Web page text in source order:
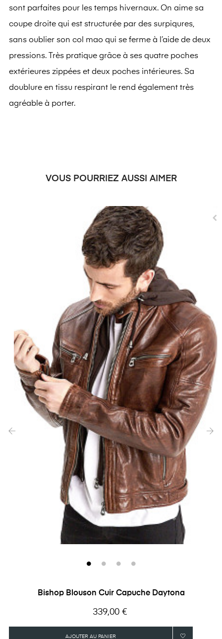
sont parfaites pour les temps hivernaux. On aime sa
coupe droite qui est structurée par des surpiqures,
sans oublier son col mao qui se ferme à l’aide de deux
pressions. Très pratique grâce à ses quatre poches
extérieures zippées et deux poches intérieures. Sa
doublure en tissu respirant le rend également très
agréable à porter.
VOUS POURRIEZ AUSSI AIMER
Bishop Blouson Cuir Capuche Daytona
Prix
339,00 €
AJOUTER AU PANIER